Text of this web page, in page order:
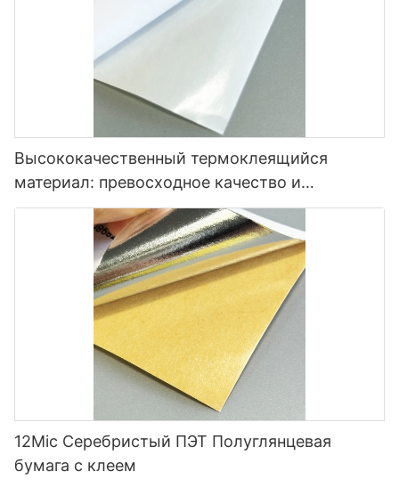
Высококачественный термоклеящийся
материал: превосходное качество и
универсальность.
12Mic Серебристый ПЭТ Полуглянцевая
бумага с клеем